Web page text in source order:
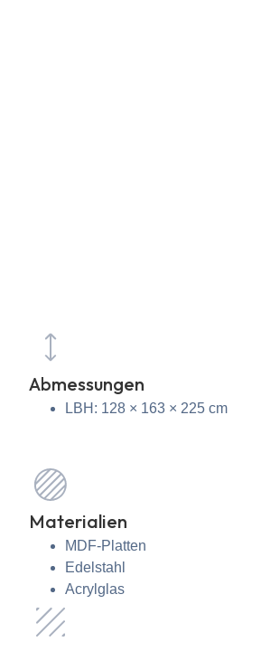
Abmessungen
LBH: 128 × 163 × 225 cm
Materialien
MDF-Platten
Edelstahl
Acrylglas